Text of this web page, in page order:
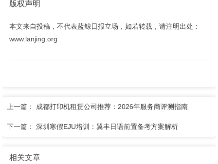
版权声明
本文来自投稿，不代表蓝鲸日报立场，如若转载，请注明出处：
www.lanjing.org
上一篇： 成都打印机租赁公司推荐：2026年服务商评测指南
下一篇：深圳寒假EJU培训：翼丰日语前置备考方案解析
相关文章